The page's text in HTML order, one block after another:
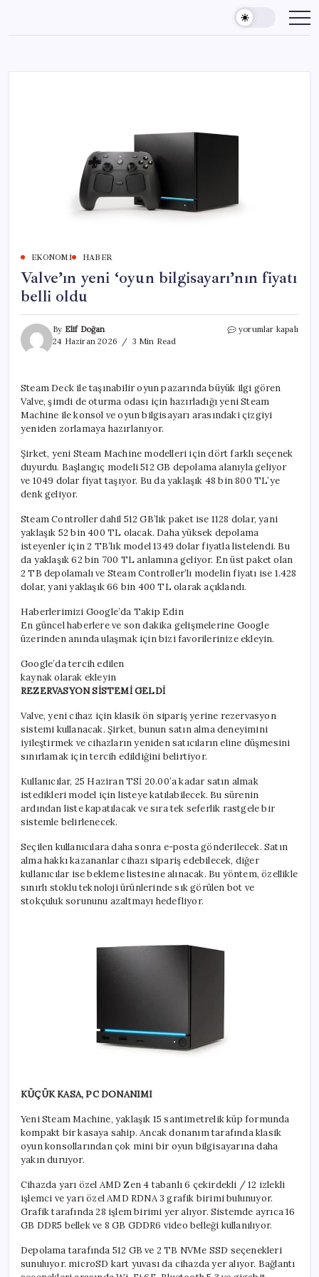
content
EKONOMI HABER
Valve’ın yeni ‘oyun bilgisayarı’nın fiyatı
belli oldu
By Elif Doğan
24 Haziran 2026
3 Min Read
Valve’ın
belli
oldu
için
yorumlar kapalı
Steam Deck ile taşınabilir oyun pazarında büyük ilgi gören
Valve, şimdi de oturma odası için hazırladığı yeni Steam
Machine ile konsol ve oyun bilgisayarı arasındaki çizgiyi
yeniden zorlamaya hazırlanıyor.
Şirket, yeni Steam Machine modelleri için dört farklı seçenek
duyurdu. Başlangıç modeli 512 GB depolama alanıyla geliyor
ve 1049 dolar fiyat taşıyor. Bu da yaklaşık 48 bin 800 TL’ye
denk geliyor.
Steam Controller dahil 512 GB’lık paket ise 1128 dolar, yani
yaklaşık 52 bin 400 TL olacak. Daha yüksek depolama
isteyenler için 2 TB’lık model 1349 dolar fiyatla listelendi. Bu
da yaklaşık 62 bin 700 TL anlamına geliyor. En üst paket olan
2 TB depolamalı ve Steam Controller’lı modelin fiyatı ise 1.428
dolar, yani yaklaşık 66 bin 400 TL olarak açıklandı.
Haberlerimizi Google’da Takip Edin
En güncel haberlere ve son dakika gelişmelerine Google
üzerinden anında ulaşmak için bizi favorilerinize ekleyin.
Google’da tercih edilen
kaynak olarak ekleyin
REZERVASYON SİSTEMİ GELDİ
Valve, yeni cihaz için klasik ön sipariş yerine rezervasyon
sistemi kullanacak. Şirket, bunun satın alma deneyimini
iyileştirmek ve cihazların yeniden satıcıların eline düşmesini
sınırlamak için tercih edildiğini belirtiyor.
Kullanıcılar, 25 Haziran TSİ 20.00’a kadar satın almak
istedikleri model için listeye katılabilecek. Bu sürenin
ardından liste kapatılacak ve sıra tek seferlik rastgele bir
sistemle belirlenecek.
Seçilen kullanıcılara daha sonra e-posta gönderilecek. Satın
alma hakkı kazananlar cihazı sipariş edebilecek, diğer
kullanıcılar ise bekleme listesine alınacak. Bu yöntem, özellikle
sınırlı stoklu teknoloji ürünlerinde sık görülen bot ve
stokçuluk sorununu azaltmayı hedefliyor.
KÜÇÜK KASA, PC DONANIMI
Yeni Steam Machine, yaklaşık 15 santimetrelik küp formunda
kompakt bir kasaya sahip. Ancak donanım tarafında klasik
oyun konsollarından çok mini bir oyun bilgisayarına daha
yakın duruyor.
Cihazda yarı özel AMD Zen 4 tabanlı 6 çekirdekli / 12 izlekli
işlemci ve yarı özel AMD RDNA 3 grafik birimi bulunuyor.
Grafik tarafında 28 işlem birimi yer alıyor. Sistemde ayrıca 16
GB DDR5 bellek ve 8 GB GDDR6 video belleği kullanılıyor.
Depolama tarafında 512 GB ve 2 TB NVMe SSD seçenekleri
sunuluyor. microSD kart yuvası da cihazda yer alıyor. Bağlantı